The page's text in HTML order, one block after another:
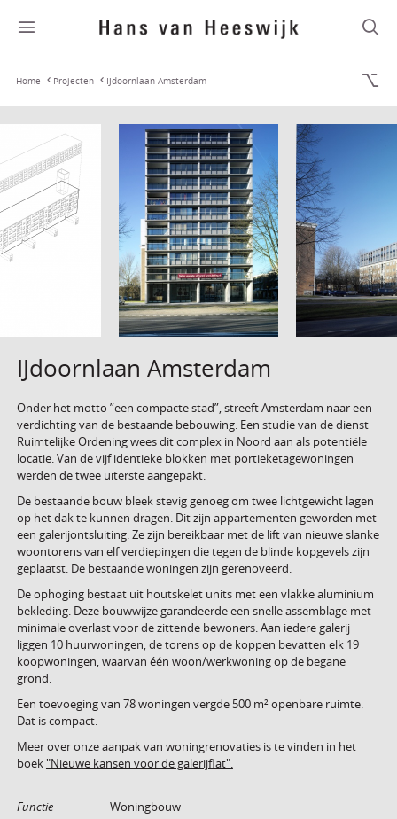
Home Projecten IJdoornlaan Amsterdam
IJdoornlaan Amsterdam
Onder het motto ”een compacte stad”, streeft Amsterdam naar een
verdichting van de bestaande bebouwing. Een studie van de dienst
Ruimtelijke Ordening wees dit complex in Noord aan als potentiële
locatie. Van de vijf identieke blokken met portieketagewoningen
werden de twee uiterste aangepakt.
De bestaande bouw bleek stevig genoeg om twee lichtgewicht lagen
op het dak te kunnen dragen. Dit zijn appartementen geworden met
een galerijontsluiting. Ze zijn bereikbaar met de lift van nieuwe slanke
woontorens van elf verdiepingen die tegen de blinde kopgevels zijn
geplaatst. De bestaande woningen zijn gerenoveerd.
De ophoging bestaat uit houtskelet units met een vlakke aluminium
bekleding. Deze bouwwijze garandeerde een snelle assemblage met
minimale overlast voor de zittende bewoners. Aan iedere galerij
liggen 10 huurwoningen, de torens op de koppen bevatten elk 19
koopwoningen, waarvan één woon/werkwoning op de begane
grond.
Een toevoeging van 78 woningen vergde 500 m² openbare ruimte.
Dat is compact.
Meer over onze aanpak van woningrenovaties is te vinden in het
boek "Nieuwe kansen voor de galerijflat".
Functie
Woningbouw